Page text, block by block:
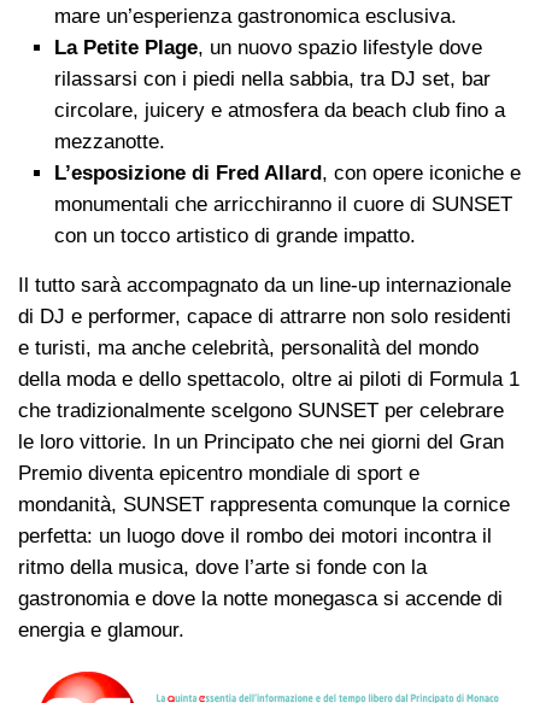
mare un’esperienza gastronomica esclusiva.
La Petite Plage, un nuovo spazio lifestyle dove
rilassarsi con i piedi nella sabbia, tra DJ set, bar
circolare, juicery e atmosfera da beach club fino a
mezzanotte.
L’esposizione di Fred Allard , con opere iconiche e
monumentali che arricchiranno il cuore di SUNSET
con un tocco artistico di grande impatto.
Il tutto sarà accompagnato da un line-up internazionale
di DJ e performer, capace di attrarre non solo residenti
e turisti, ma anche celebrità, personalità del mondo
della moda e dello spettacolo, oltre ai piloti di Formula 1
che tradizionalmente scelgono SUNSET per celebrare
le loro vittorie. In un Principato che nei giorni del Gran
Premio diventa epicentro mondiale di sport e
mondanità, SUNSET rappresenta comunque la cornice
perfetta: un luogo dove il rombo dei motori incontra il
ritmo della musica, dove l’arte si fonde con la
gastronomia e dove la notte monegasca si accende di
energia e glamour.